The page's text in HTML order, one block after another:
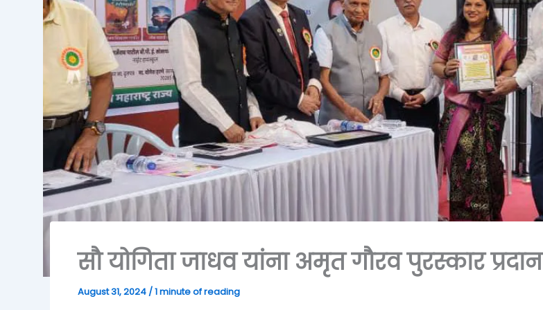
सौ योगिता जाधव यांना अमृत गौरव पुरस्कार प्रदान
August 31, 2024 /1 minute of reading